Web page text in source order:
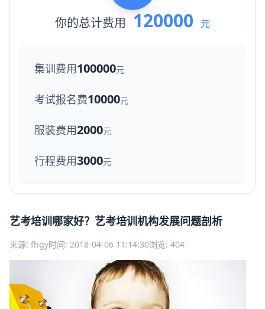
你的总计费用 120000 元
集训费用100000元
考试报名费10000元
服装费用2000元
行程费用3000元
艺考培训哪家好？艺考培训机构发展问题剖析
来源: fhgy时间: 2018-04-06 11:14:30浏览: 404